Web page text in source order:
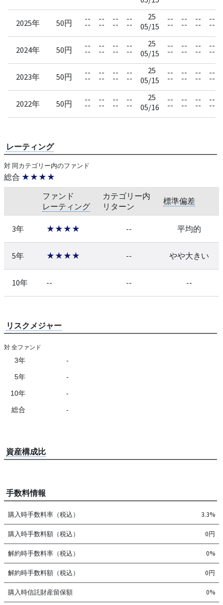
2025年 50円 --
--
--
--
--
--
--
--
25
05/15
--
--
--
--
--
--
--
--
2024年 50円 --
--
--
--
--
--
--
--
25
05/15
--
--
--
--
--
--
--
--
2023年 50円 --
--
--
--
--
--
--
--
25
05/15
--
--
--
--
--
--
--
--
2022年 50円 --
--
--
--
--
--
--
--
25
05/16
--
--
--
--
--
--
--
--
レーティング
対 同カテゴリー内のファンド
総合 ★★★★
ファンド
レーティング
カテゴリー内
リターン
標準偏差
3年 ★★★★ -- 平均的
5年 ★★★★ -- やや大きい
10年 -- -- --
リスクメジャー
対 全ファンド
3年 -
5年 -
10年 -
総合 -
資産構成比
手数料情報
購入時手数料率（税込） 3.3%
購入時手数料額（税込） 0円
解約時手数料率（税込） 0%
解約時手数料額（税込） 0円
購入時信託財産留保額 0%